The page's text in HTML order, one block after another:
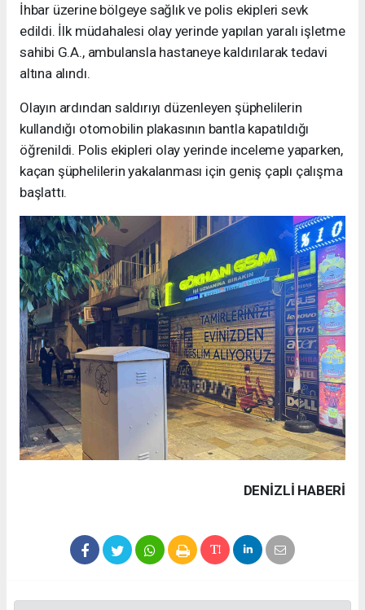
İhbar üzerine bölgeye sağlık ve polis ekipleri sevk
edildi. İlk müdahalesi olay yerinde yapılan yaralı işletme
sahibi G.A., ambulansla hastaneye kaldırılarak tedavi
altına alındı.
Olayın ardından saldırıyı düzenleyen şüphelilerin
kullandığı otomobilin plakasının bantla kapatıldığı
öğrenildi. Polis ekipleri olay yerinde inceleme yaparken,
kaçan şüphelilerin yakalanması için geniş çaplı çalışma
başlattı.
DENIZLI HABERİ